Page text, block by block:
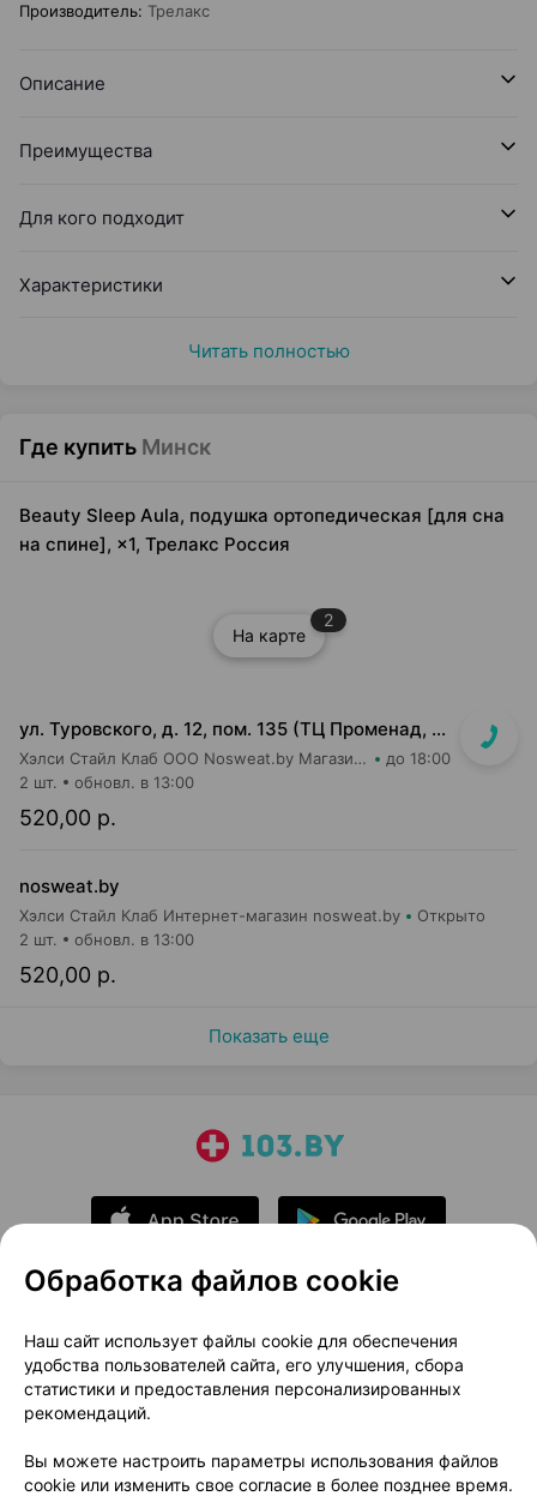
Производитель: Трелакс
Описание
Преимущества
Для кого подходит
Характеристики
Читать полностью
Где купить Минск
Beauty Sleep Aula, подушка ортопедическая [для сна
на спине], ×1, Трелакс Россия
На карте
2
ул. Туровского, д. 12, пом. 135 (ТЦ Променад, вход 7)
Хэлси Стайл Клаб ООО Nosweat.by Магазин товаров для здоровья до 18:00
520,00 р.
2 шт. обновл. в 13:00
nosweat.by
Хэлси Стайл Клаб Интернет-магазин nosweat.by Открыто
520,00 р.
2 шт. обновл. в 13:00
Показать еще
О проекте
Новости проекта
Размещение рекламы
Медицинский маркетинг
Публичный договор
Доставка
Способы оплаты
Вакансии
Партнеры
Обработка файлов cookie
Наш сайт использует файлы cookie для обеспечения
удобства пользователей сайта, его улучшения, сбора
статистики и предоставления персонализированных
рекомендаций.
Вы можете настроить параметры использования файлов
cookie или изменить свое согласие в более позднее время.